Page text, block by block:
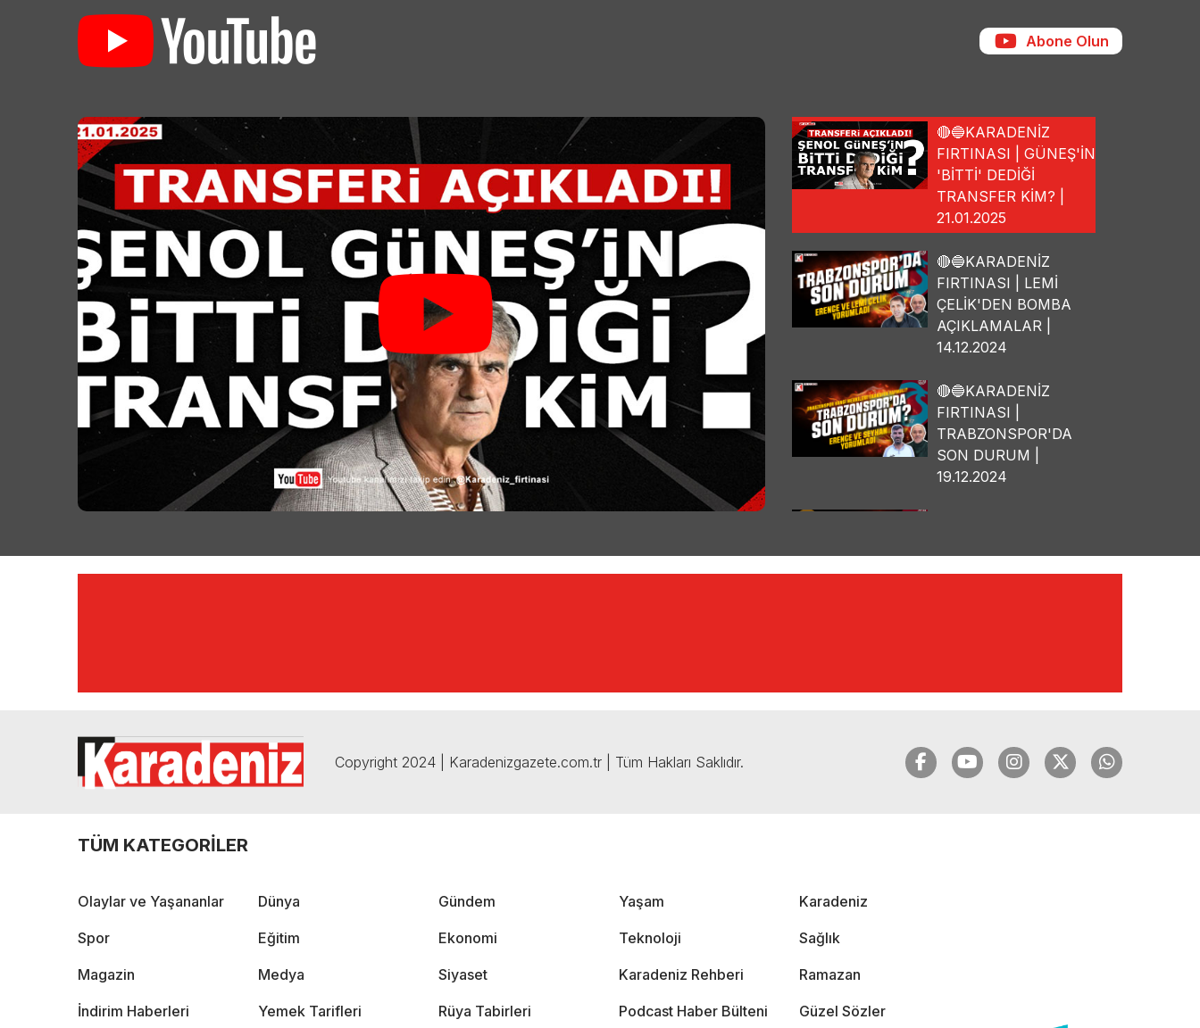
Abone Olun
🔴🔵KARADENİZ
FIRTINASI | GÜNEŞ'İN
'BİTTİ' DEDİĞİ
TRANSFER KİM? |
21.01.2025
🔴🔵KARADENİZ
FIRTINASI | LEMİ
ÇELİK'DEN BOMBA
AÇIKLAMALAR |
14.12.2024
🔴🔵KARADENİZ
FIRTINASI |
TRABZONSPOR'DA
SON DURUM |
19.12.2024
FIRTINASI | YILMAZ
06.12.2024
Copyright 2024 | Karadenizgazete.com.tr | Tüm Hakları Saklıdır.
TÜM KATEGORİLER
Olaylar ve Yaşananlar Dünya Gündem Yaşam Karadeniz
Spor Eğitim Ekonomi Teknoloji Sağlık
Magazin Medya Siyaset Karadeniz Rehberi Ramazan
İndirim Haberleri Yemek Tarifleri Rüya Tabirleri Podcast Haber Bülteni Güzel Sözler